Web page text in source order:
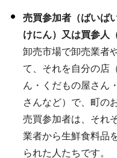
売買参加者（ばいば
けにん）又は買参人
卸売市場で卸売業者
て、それを自分の店
ん・くだもの屋さん
さんなど）で、町の
売買参加者は、それ
業者から生鮮食料品
られた人たちです。